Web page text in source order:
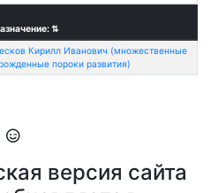
⇅
Кирилл Иванович (множественные
пороки развития)
версия сайта